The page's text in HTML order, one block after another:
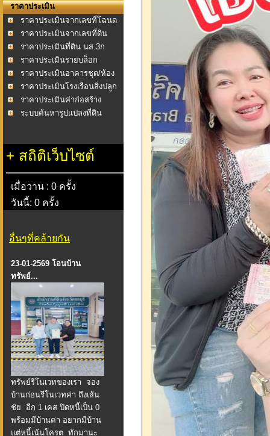
ราคาประเมิน
ราคาประเมินจากเลขที่โฉนด
ราคาประเมินจากเลขที่ดิน
ราคาประเมินที่ดิน นส.3ก
ราคาประเมินรายบล็อก
ราคาประเมินอาคารชุด/ห้อง
ชุด
ราคาประเมินโรงเรือนสิ่งปลูก
สร้าง ราคาประเมินค่าก่อสร้าง
อาคาร พ.ศ.2558
ระบบค้นหารูปแปลงที่ดิน
+ สถิติเว็บไซต์
เมื่อวาน : 0 ครั้ง
วันนี้: 0 ครั้ง
อื่นๆที่คล้ายกัน
23-01-2569 โอนบ้าน
ทรัพย์...
ทรัพย์รีโนเวทของเรา จอง
บ้านก่อนรีโนเวทค่า ถึงเส้น
ชัย อีก 1 เคส ปิดหนี้เป็น 0
พร้อมมีบ้านค่า อยากมีบ้าน
แต่หนี้เน้นโครต ทักมานะ